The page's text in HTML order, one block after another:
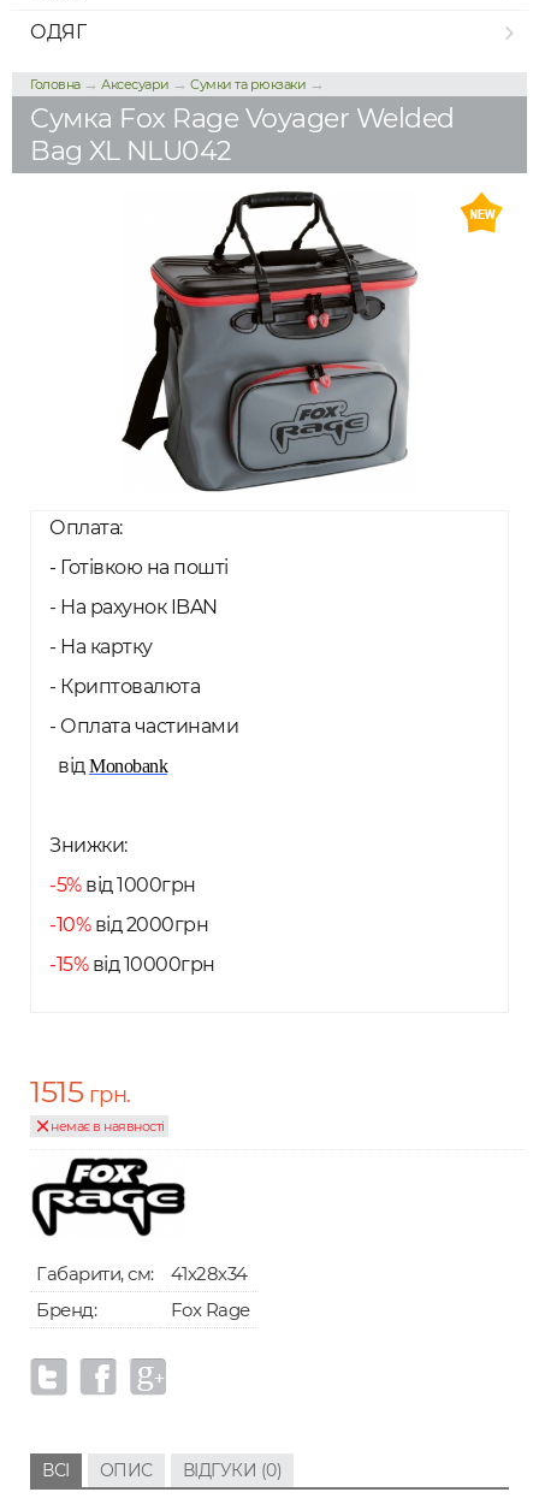
ОДЯГ
Головна→ Аксесуари → Сумки та рюкзаки →
Сумка Fox Rage Voyager Welded
Bag XL NLU042
Оплата:
- Готівкою на пошті
- На рахунок IBAN
- На картку
- Криптовалюта
- Оплата частинами
відMonobank
Знижки:
-5%від 1000грн
-10%від 2000грн
-15%від 10000грн
1515грн.
немає в наявності
Габарити, см:
41х28х34
Бренд:
Fox Rage
ВСІ ОПИС ВІДГУКИ (0)